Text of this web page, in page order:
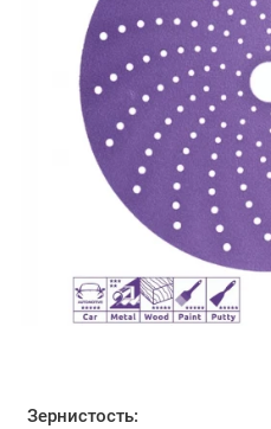
Зернистость: